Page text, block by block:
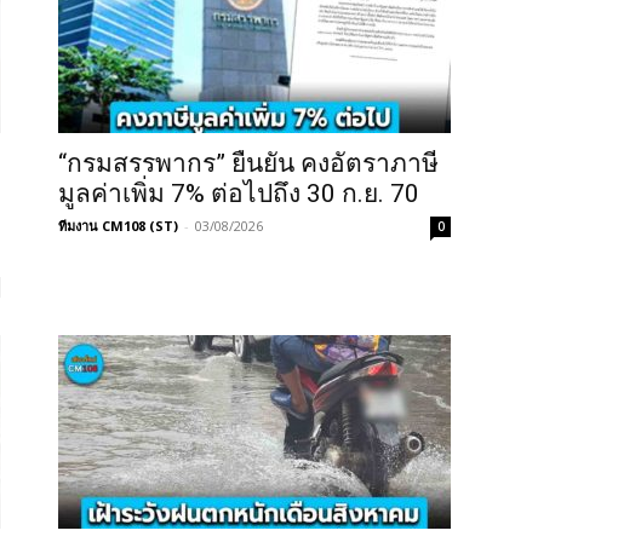
“กรมสรรพากร” ยืนยัน คงอัตราภาษี
มูลค่าเพิ่ม 7% ต่อไปถึง 30 ก.ย. 70
ทีมงาน CM108 (ST) - 03/08/2026 0